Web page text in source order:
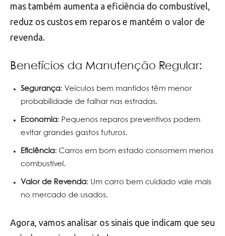
mas também aumenta a eficiência do combustível,
reduz os custos em reparos e mantém o valor de
revenda.
Benefícios da Manutenção Regular:
Segurança: Veículos bem mantidos têm menor
probabilidade de falhar nas estradas.
Economia: Pequenos reparos preventivos podem
evitar grandes gastos futuros.
Eficiência: Carros em bom estado consomem menos
combustível.
Valor de Revenda: Um carro bem cuidado vale mais
no mercado de usados.
Agora, vamos analisar os sinais que indicam que seu